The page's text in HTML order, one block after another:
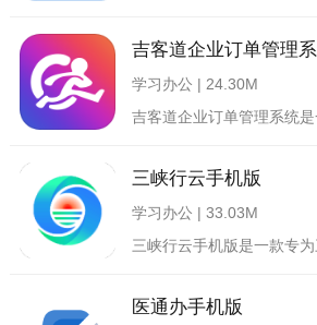
学习办公 | 24.30M
三峡行云手机版
学习办公 | 33.03M
医通办手机版